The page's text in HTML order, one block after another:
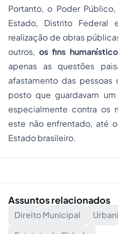
Portanto, o Poder
Estado, Distrito Federal
realização de obras
outros, os fins
apenas as questões
afastamento das
posto que guardavam
especialmente contra os
este não enfrentado, até
Estado brasileiro.
Assuntos relacionados
Direito Municipal